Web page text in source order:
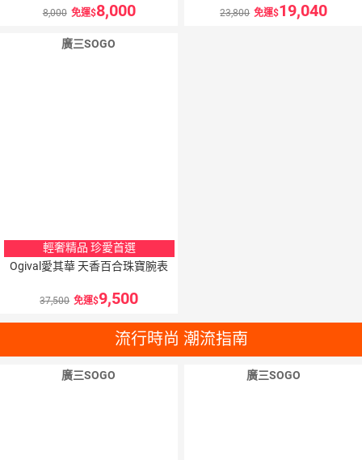
8,000 免運 8,000 23,800 免運 19,040
廣三SOGO
輕奢精品 珍愛首選
Ogival愛其華 天香百合珠寶腕表
37,500 免運 9,500
流行時尚 潮流指南
廣三SOGO 廣三SOGO